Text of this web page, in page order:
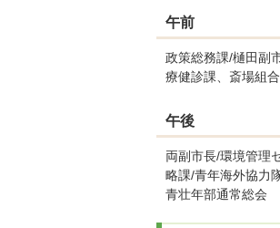
午前
政策総務課/樋田副
療健診課、斎場組
午後
両副市長/環境管理
略課/青年海外協力
青壮年部通常総会